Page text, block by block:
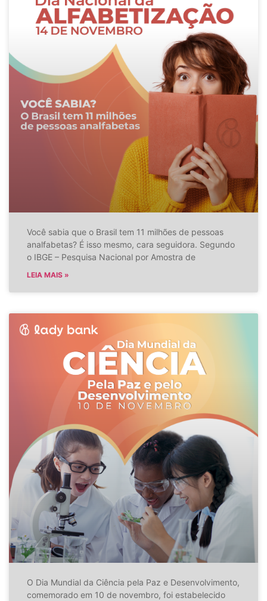
Você sabia que o Brasil tem 11 milhões de pessoas
analfabetas? É isso mesmo, cara seguidora. Segundo
o IBGE – Pesquisa Nacional por Amostra de
LEIA MAIS »
O Dia Mundial da Ciência pela Paz e Desenvolvimento,
comemorado em 10 de novembro, foi estabelecido